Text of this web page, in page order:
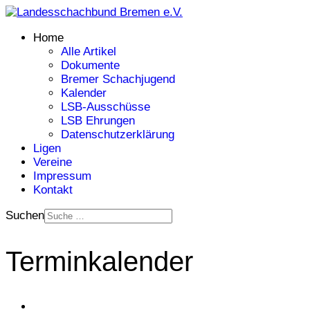
Home
Alle Artikel
Dokumente
Bremer Schachjugend
Kalender
LSB-Ausschüsse
LSB Ehrungen
Datenschutzerklärung
Ligen
Vereine
Impressum
Kontakt
Suchen
Terminkalender